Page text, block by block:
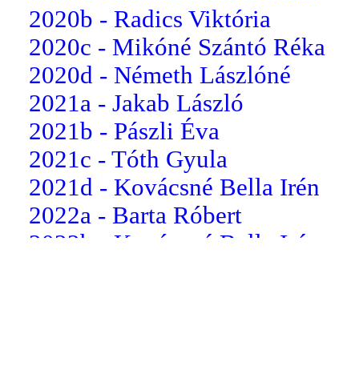
2020b - Radics Viktória
2020c - Mikóné Szántó Réka
2020d - Németh Lászlóné
2021a - Jakab László
2021b - Pászli Éva
2021c - Tóth Gyula
2021d - Kovácsné Bella Irén
2022a - Barta Róbert
2022b - Kovácsné Bella Irén